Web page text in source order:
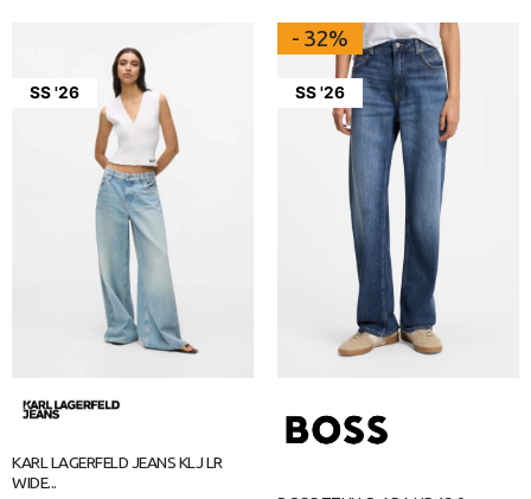
SS '26
KARL LAGERFELD JEANS KLJ LR
WIDE...
SS '26
- 32%